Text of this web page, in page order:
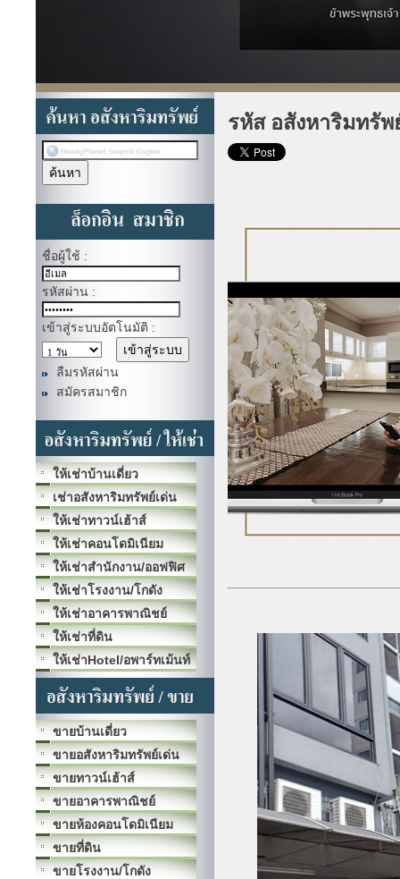
ชื่อผู้ใช้ :
รหัสผ่าน :
เข้าสู่ระบบอัตโนมัติ :
ลืมรหัสผ่าน
สมัครสมาชิก
ให้เช่าบ้านเดี่ยว
เช่าอสังหาริมทรัพย์เด่น
ให้เช่าทาวน์เฮ้าส์
ให้เช่าคอนโดมิเนียม
ให้เช่าสำนักงาน/ออฟฟิศ
ให้เช่าโรงงาน/โกดัง
ให้เช่าอาคารพาณิชย์
ให้เช่าที่ดิน
ให้เช่าHotel/อพาร์ทเม้นท์
ขายบ้านเดี่ยว
ขายอสังหาริมทรัพย์เด่น
ขายทาวน์เฮ้าส์
ขายอาคารพาณิชย์
ขายห้องคอนโดมิเนียม
ขายที่ดิน
ขายโรงงาน/โกดัง
รหัส อสังหาริมทรัพ